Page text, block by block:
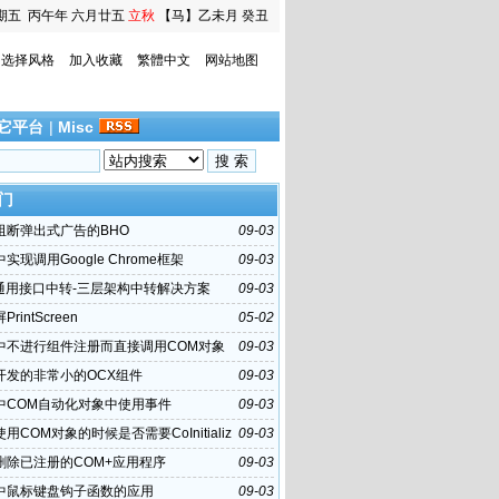
五 丙午年 六月廿五 立秋
【马】乙未月 癸丑
选择风格
加入收藏 繁體中文 网站地图
平台 | Misc
09-03
断弹出式广告的BHO
09-03
实现调用Google Chrome框架
09-03
用接口中转-三层架构中转解决方案
05-02
PrintScreen
09-03
不进行组件注册而直接调用COM对象
09-03
发的非常小的OCX组件
09-03
COM自动化对象中使用事件
09-03
用COM对象的时候是否需要CoInitializ
09-03
除已注册的COM+应用程序
09-03
鼠标键盘钩子函数的应用